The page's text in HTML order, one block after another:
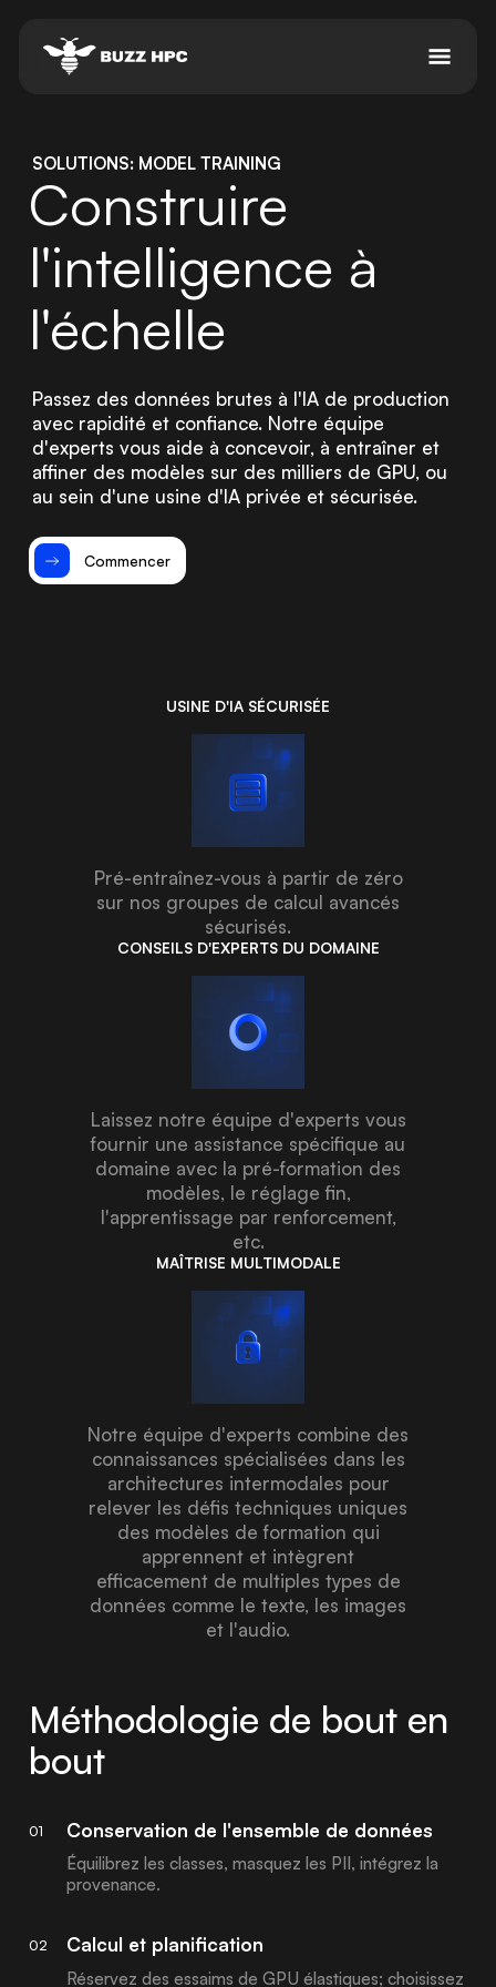
SOLUTIONS: MODEL TRAINING
Construire
l'intelligence à
l'échelle
Passez des données brutes à l'IA de production
avec rapidité et confiance. Notre équipe
d'experts vous aide à concevoir, à entraîner et
affiner des modèles sur des milliers de GPU, ou
au sein d'une usine d'IA privée et sécurisée.
Commencer
USINE D'IA SÉCURISÉE
Pré-entraînez-vous à partir de zéro
sur nos groupes de calcul avancés
sécurisés.
CONSEILS D'EXPERTS DU DOMAINE
Laissez notre équipe d'experts vous
fournir une assistance spécifique au
domaine avec la pré-formation des
modèles, le réglage fin,
l'apprentissage par renforcement,
etc.
MAÎTRISE MULTIMODALE
Notre équipe d'experts combine des
connaissances spécialisées dans les
architectures intermodales pour
relever les défis techniques uniques
des modèles de formation qui
apprennent et intègrent
efficacement de multiples types de
données comme le texte, les images
et l'audio.
Méthodologie de bout en
bout
01 Conservation de l'ensemble de données
Équilibrez les classes, masquez les PII, intégrez la
provenance.
02 Calcul et planification
Réservez des essaims de GPU élastiques; choisissez